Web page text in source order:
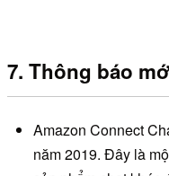
7. Thông báo
Amazon Connect
năm 2019. Đây là